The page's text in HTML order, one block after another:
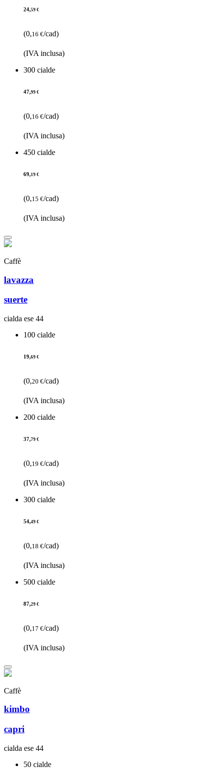
24,59 €
(0,16 €/cad)
(IVA inclusa)
300 cialde
47,99 €
(0,16 €/cad)
(IVA inclusa)
450 cialde
69,19 €
(0,15 €/cad)
(IVA inclusa)
Caffè
lavazza
suerte
cialda ese 44
100 cialde
19,69 €
(0,20 €/cad)
(IVA inclusa)
200 cialde
37,79 €
(0,19 €/cad)
(IVA inclusa)
300 cialde
54,49 €
(0,18 €/cad)
(IVA inclusa)
500 cialde
87,29 €
(0,17 €/cad)
(IVA inclusa)
Caffè
kimbo
capri
cialda ese 44
50 cialde